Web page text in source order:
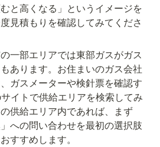
と高くなる」というイメージを
見積もりを確認してみてくださ
一部エリアでは東部ガスがガス
あります。お住まいのガス会社
ガスメーターや検針票を確認す
イトで供給エリアを検索してみ
供給エリア内であれば、まず
への問い合わせを最初の選択肢
すすめします。